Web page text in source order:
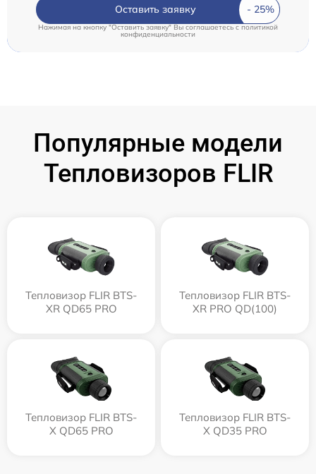
Оставить заявку
Нажимая на кнопку "Оставить заявку" Вы соглашаетесь c политикой
конфиденциальности
Популярные модели
Тепловизоров FLIR
Тепловизор FLIR BTS-
XR QD65 PRO
Тепловизор FLIR BTS-
XR PRO QD(100)
Тепловизор FLIR BTS-
X QD65 PRO
Тепловизор FLIR BTS-
X QD35 PRO